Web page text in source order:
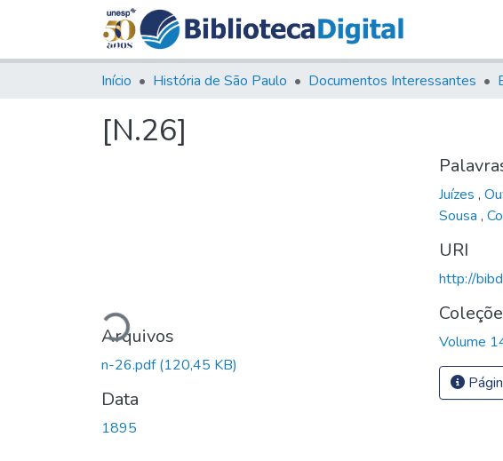
Início História de São Paulo Documentos Interessantes
[N.26]
Carregando...
Arquivos
n-26.pdf(120,45 KB)
Data
1895
Juízes ,
Sousa ,
URI
http://
Volume